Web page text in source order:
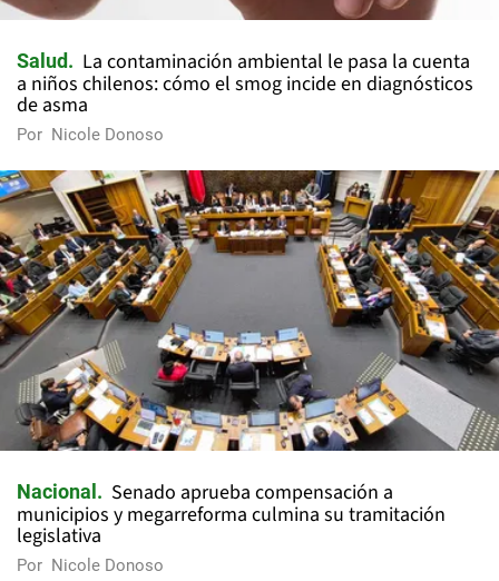
Salud
La contaminación ambiental le pasa la cuenta
a niños chilenos: cómo el smog incide en diagnósticos
de asma
Por Nicole Donoso
Nacional
Senado aprueba compensación a
municipios y megarreforma culmina su tramitación
legislativa
Por Nicole Donoso